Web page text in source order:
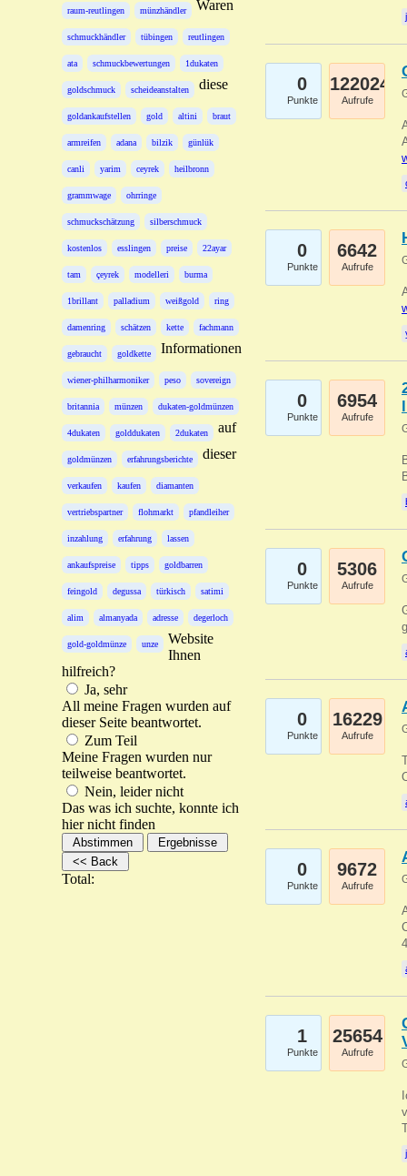
raum-reutlingen münzhändler
schmuckhändler tübingen reutlingen
ata schmuckbewertungen 1dukaten
goldschmuck scheideanstalten
goldankaufstellen gold altini braut
armreifen adana bilzik günlük
canli yarim ceyrek heilbronn
grammwage ohrringe
schmuckschätzung silberschmuck
kostenlos esslingen preise 22ayar
tam çeyrek modelleri burma
1brillant palladium weißgold ring
damenring schätzen kette fachmann
gebraucht goldkette
wiener-philharmoniker peso sovereign
britannia münzen dukaten-goldmünzen
4dukaten golddukaten 2dukaten
goldmünzen erfahrungsberichte
verkaufen kaufen diamanten
vertriebspartner flohmarkt pfandleiher
inzahlung erfahrung lassen
ankaufspreise tipps goldbarren
feingold degussa türkisch satimi
alim almanyada adresse degerloch
gold-goldmünze unze
Waren
diese
Informationen
auf
dieser
Website
Ihnen
hilfreich?
Ja, sehr
All meine Fragen wurden auf
dieser Seite beantwortet.
Zum Teil
Meine Fragen wurden nur
teilweise beantwortet.
Nein, leider nicht
Das was ich suchte, konnte ich
hier nicht finden
Total:
0
Punkte
122024
Aufrufe
0
Punkte
6642
Aufrufe
0
Punkte
6954
Aufrufe
0
Punkte
5306
Aufrufe
0
Punkte
16229
Aufrufe
0
Punkte
9672
Aufrufe
1
Punkte
25654
Aufrufe